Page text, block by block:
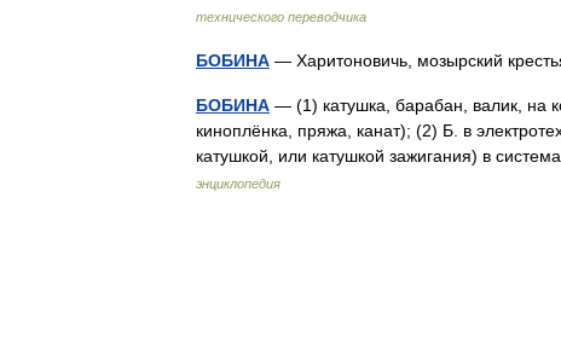
технического переводчика
БОБИНА — Харитоновичь, мозырский
БОБИНА — (1) катушка, барабан, валик, на
киноплёнка, пряжа, канат); (2) Б. в
катушкой, или катушкой зажигания) в
энциклопедия